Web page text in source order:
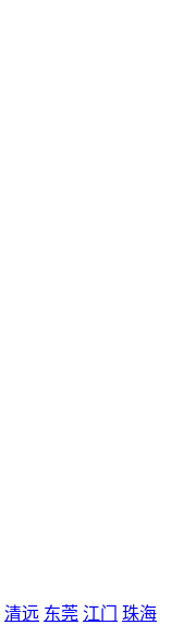
清远 东莞 江门 珠海